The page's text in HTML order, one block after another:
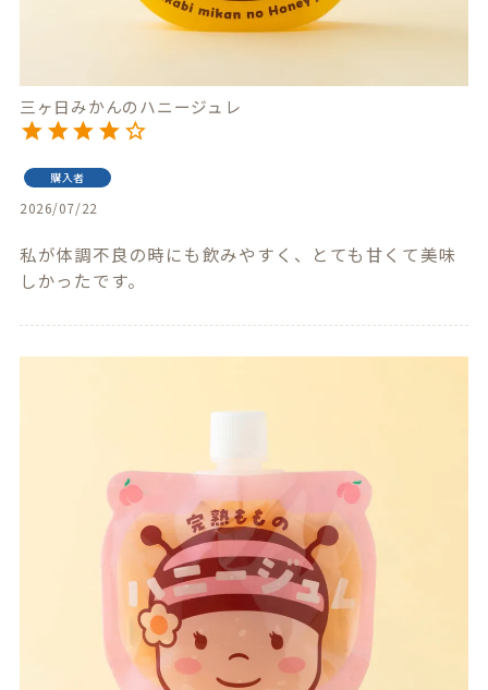
三ヶ日みかんのハニージュレ
購入者
2026/07/22
私が体調不良の時にも飲みやすく、とても甘くて美味
しかったです。